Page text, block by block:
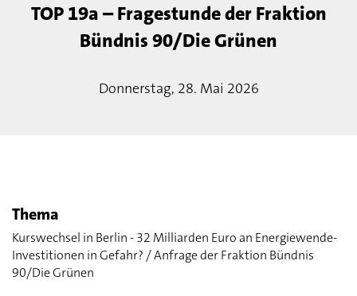
TOP 19a – Fragestunde der Fraktion
Bündnis 90/Die Grünen
Donnerstag, 28. Mai 2026
Thema
Kurswechsel in Berlin - 32 Milliarden Euro an Energiewende-
Investitionen in Gefahr? / Anfrage der Fraktion Bündnis
90/Die Grünen